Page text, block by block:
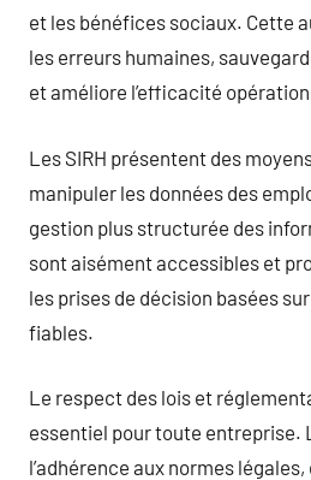
et les bénéfices sociaux. Cette
les erreurs humaines,
et améliore l’efficacité
Les SIRH présentent des
manipuler les données des
gestion plus structurée des
sont aisément accessibles et
les prises de décision basées
fiables.
Le respect des lois et
essentiel pour toute entreprise.
l’adhérence aux normes